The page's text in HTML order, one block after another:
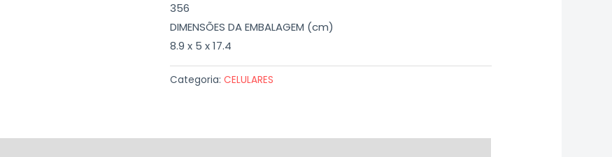
356
DIMENSÕES DA EMBALAGEM (cm)
8.9 x 5 x 17.4
Categoria: CELULARES